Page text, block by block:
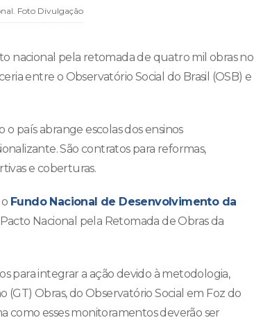
Foto Divulgação
nacional pela retomada de quatro mil obras no
entre o Observatório Social do Brasil (OSB) e
país abrange escolas dos ensinos
São contratos para reformas,
e coberturas.
Fundo Nacional de Desenvolvimento da
Nacional pela Retomada de Obras da
para integrar a ação devido à metodologia,
Obras, do Observatório Social em Foz do
como esses monitoramentos deverão ser